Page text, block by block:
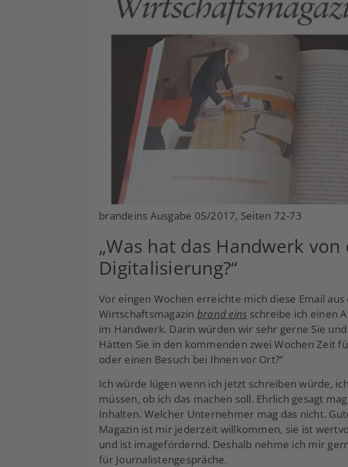
brandeins Ausgabe 05/2017, Seiten 72-73
„Was hat das Handwerk von
Digitalisierung?“
Vor eingen Wochen erreichte mich diese Email aus
Wirtschaftsmagazin brand eins schreibe ich einen
im Handwerk. Darin würden wir sehr gerne Sie
Hätten Sie in den kommenden zwei Wochen Zeit
oder einen Besuch bei Ihnen vor Ort?“
Ich würde lügen wenn ich jetzt schreiben würde,
müssen, ob ich das machen soll. Ehrlich gesagt
Inhalten. Welcher Unternehmer mag das nicht.
Magazin ist mir jederzeit willkommen, sie ist
und ist imagefördernd. Deshalb nehme ich mir
für Journalistengespräche.